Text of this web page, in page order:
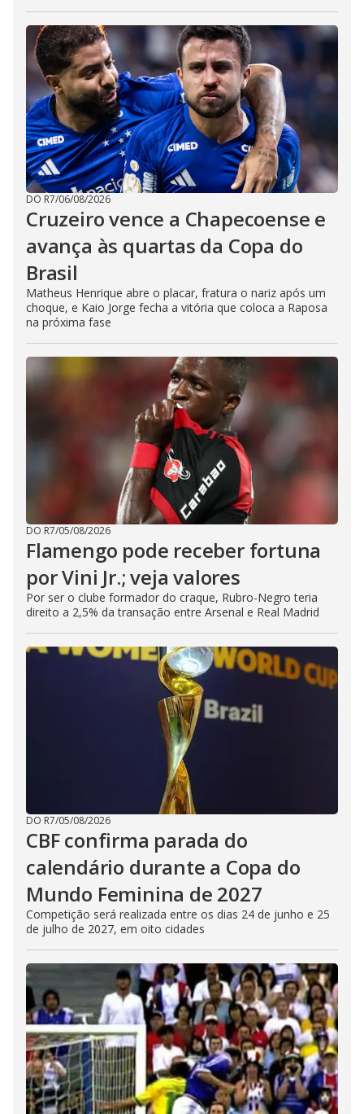
DO R7/06/08/2026
Cruzeiro vence a Chapecoense e
avança às quartas da Copa do
Brasil
Matheus Henrique abre o placar, fratura o nariz após um
choque, e Kaio Jorge fecha a vitória que coloca a Raposa
na próxima fase
DO R7/05/08/2026
Flamengo pode receber fortuna
por Vini Jr.; veja valores
Por ser o clube formador do craque, Rubro-Negro teria
direito a 2,5% da transação entre Arsenal e Real Madrid
DO R7/05/08/2026
CBF confirma parada do
calendário durante a Copa do
Mundo Feminina de 2027
Competição será realizada entre os dias 24 de junho e 25
de julho de 2027, em oito cidades